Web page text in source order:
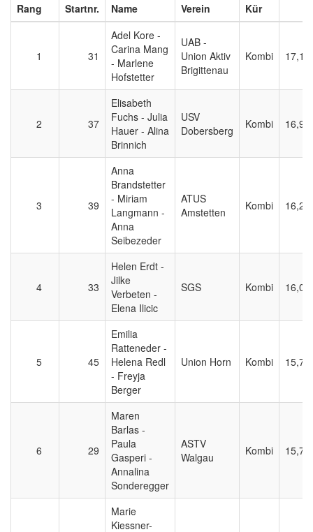
Rang Startnr. Name Verein Kür
1 31
Adel Kore -
Carina Mang
- Marlene
Hofstetter
UAB -
Union Aktiv
Brigittenau
Kombi
2 37
Elisabeth
Fuchs - Julia
Hauer - Alina
Brinnich
USV
Dobersberg
Kombi
3 39
Anna
Brandstetter
- Miriam
Langmann -
Anna
Seibezeder
ATUS
Amstetten
Kombi
4 33
Helen Erdt -
Jilke
Verbeten -
Elena Ilicic
SGS Kombi
5 45
Emilia
Ratteneder -
Helena Redl
- Freyja
Berger
Union Horn Kombi
6 29
Maren
Barlas -
Paula
Gasperi -
Annalina
Sonderegger
ASTV
Walgau
Kombi
Marie
Kiessner-